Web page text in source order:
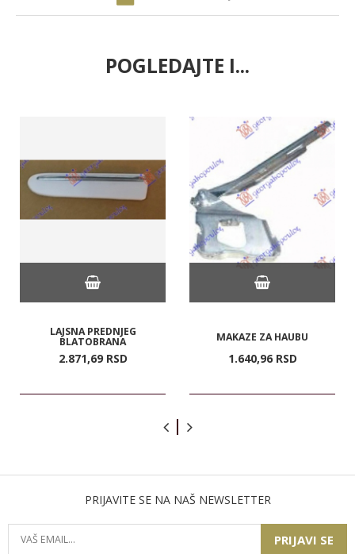
POGLEDAJTE I...
LAJSNA PREDNJEG
BLATOBRANA
2.871,69 RSD
MAKAZE ZA HAUBU
1.640,96 RSD
PRIJAVITE SE NA NAŠ NEWSLETTER
PRIJAVI SE